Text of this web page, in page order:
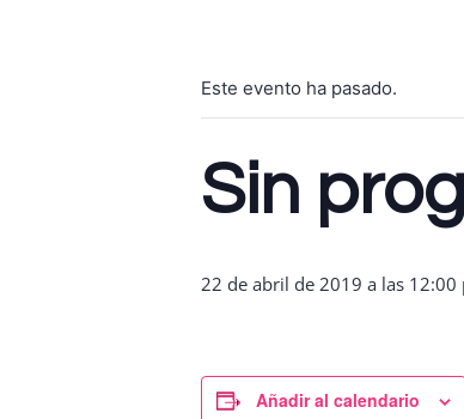
Este evento ha pasado.
Sin
22 de abril de 2019 a las 12:00
Añadir al calendario